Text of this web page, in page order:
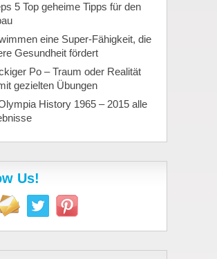
5 Top geheime Tipps für den
eine Super-Fähigkeit, die
Gesundheit fördert
Po – Traum oder Realität
gezielten Übungen
History 1965 – 2015 alle
Us!